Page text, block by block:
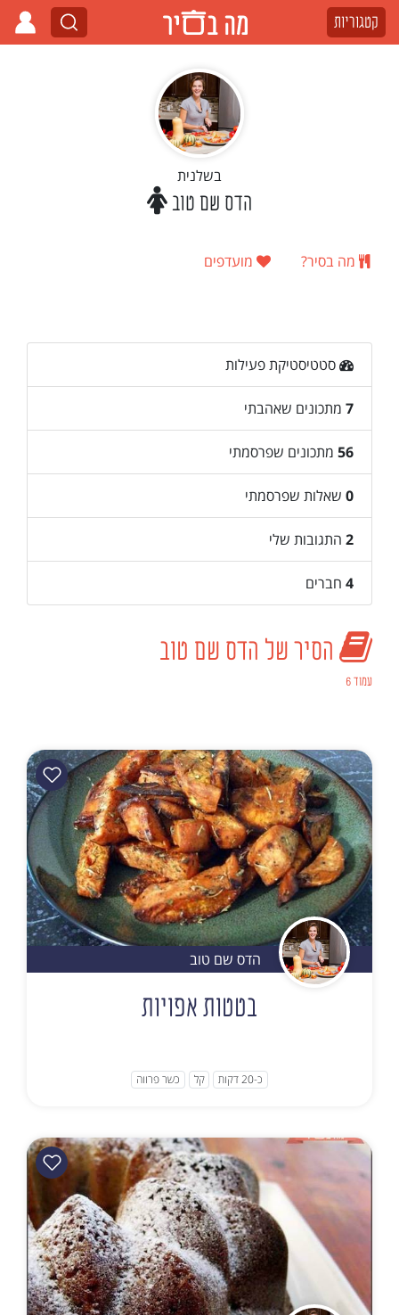
קטגוריות
בשלנית
הדס שם טוב
מה בסיר? מועדפים
סטטיסטיקת פעילות
7 מתכונים שאהבתי
56 מתכונים שפרסמתי
0 שאלות שפרסמתי
2 התגובות שלי
4 חברים
הסיר של הדס שם טוב
עמוד 6
הדס שם טוב
בטטות אפויות
כ-20 דקות קל כשר פרווה